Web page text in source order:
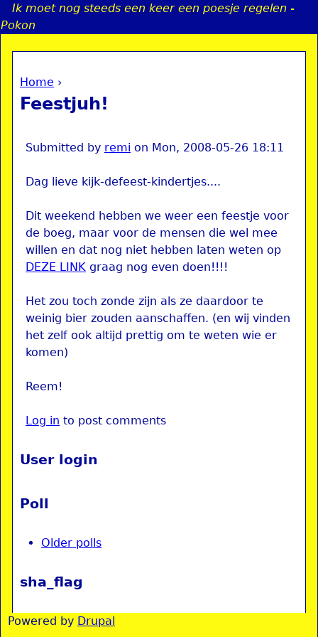
Jump to navigation
Ik moet nog steeds een keer een poesje regelen -
Pokon
You are here
Home ›
Feestjuh!
Submitted by remi on Mon, 2008-05-26 18:11
Dag lieve kijk-defeest-kindertjes....
Dit weekend hebben we weer een feestje voor
de boeg, maar voor de mensen die wel mee
willen en dat nog niet hebben laten weten op
DEZE LINK graag nog even doen!!!!
Het zou toch zonde zijn als ze daardoor te
weinig bier zouden aanschaffen. (en wij vinden
het zelf ook altijd prettig om te weten wie er
komen)
Reem!
Log in to post comments
User login
Poll
Older polls
sha_flag
Powered by Drupal